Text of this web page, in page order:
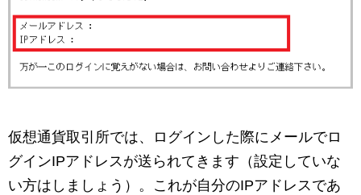
仮想通貨取引所では、ログインした際にメールでロ
グインIPアドレスが送られてきます（設定していな
い方はしましょう）。これが自分のIPアドレスであ